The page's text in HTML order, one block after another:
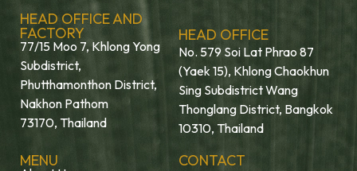
HEAD OFFICE AND
FACTORY
77/15 Moo 7, Khlong Yong
Subdistrict,
Phutthamonthon District,
Nakhon Pathom
73170, Thailand
HEAD OFFICE
No. 579 Soi Lat Phrao 87
(Yaek 15), Khlong Chaokhun
Sing Subdistrict Wang
Thonglang District, Bangkok
10310, Thailand
MENU CONTACT